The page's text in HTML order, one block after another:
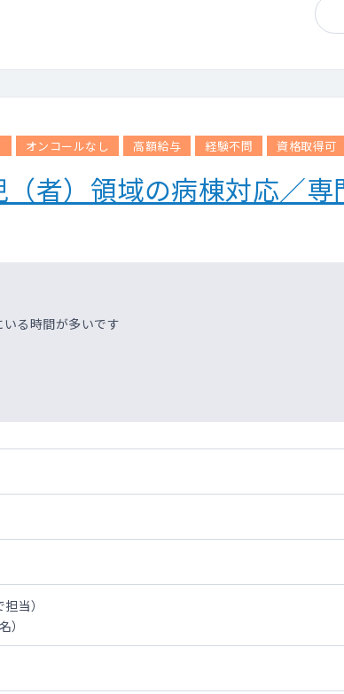
オンコールなし 高額給与 経験不問 資格取得可
者）領域の病棟対応／専
る時間が多いです
当）
）